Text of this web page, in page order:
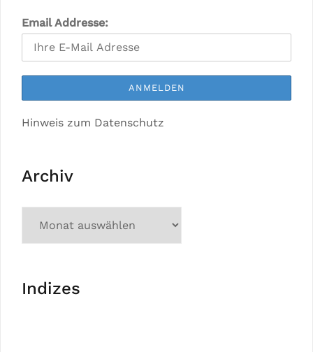
Email Addresse:
Hinweis zum Datenschutz
Archiv
Indizes